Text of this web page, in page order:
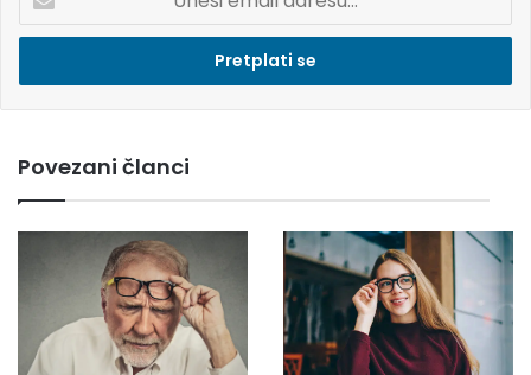
e
i
e
a
a
Povezani članci